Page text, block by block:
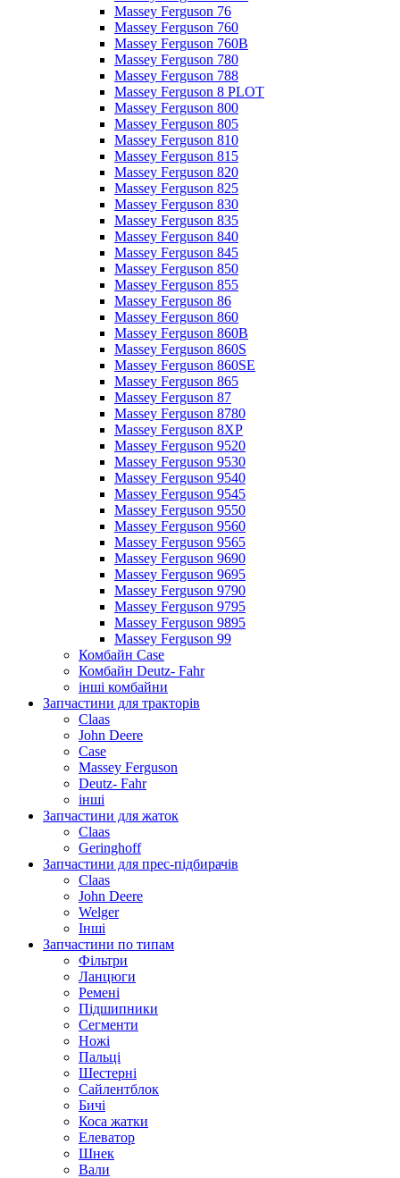
Massey Ferguson 76
Massey Ferguson 760
Massey Ferguson 760B
Massey Ferguson 780
Massey Ferguson 788
Massey Ferguson 8 PLOT
Massey Ferguson 800
Massey Ferguson 805
Massey Ferguson 810
Massey Ferguson 815
Massey Ferguson 820
Massey Ferguson 825
Massey Ferguson 830
Massey Ferguson 835
Massey Ferguson 840
Massey Ferguson 845
Massey Ferguson 850
Massey Ferguson 855
Massey Ferguson 86
Massey Ferguson 860
Massey Ferguson 860B
Massey Ferguson 860S
Massey Ferguson 860SE
Massey Ferguson 865
Massey Ferguson 87
Massey Ferguson 8780
Massey Ferguson 8XP
Massey Ferguson 9520
Massey Ferguson 9530
Massey Ferguson 9540
Massey Ferguson 9545
Massey Ferguson 9550
Massey Ferguson 9560
Massey Ferguson 9565
Massey Ferguson 9690
Massey Ferguson 9695
Massey Ferguson 9790
Massey Ferguson 9795
Massey Ferguson 9895
Massey Ferguson 99
Комбайн Case
Комбайн Deutz- Fahr
інші комбайни
Запчастини для тракторів
Claas
John Deere
Case
Massey Ferguson
Deutz- Fahr
інші
Запчастини для жаток
Claas
Geringhoff
Запчастини для прес-підбирачів
Claas
John Deere
Welger
Інші
Запчастини по типам
Фільтри
Ланцюги
Ремені
Підшипники
Сегменти
Ножі
Пальці
Шестерні
Сайлентблок
Бичі
Коса жатки
Елеватор
Шнек
Вали